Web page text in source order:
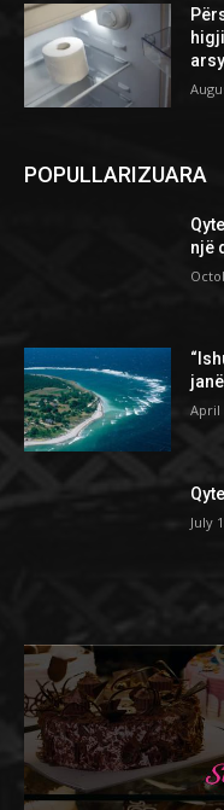
POPULLARIZUARA
një
April
July